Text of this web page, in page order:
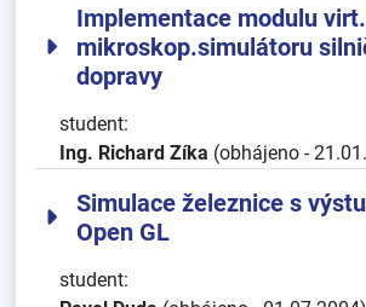
Implementace modulu
mikroskop.simulátoru
dopravy
student:
Ing. Richard Zíka (obhájeno -
Simulace železnice s
Open GL
student: